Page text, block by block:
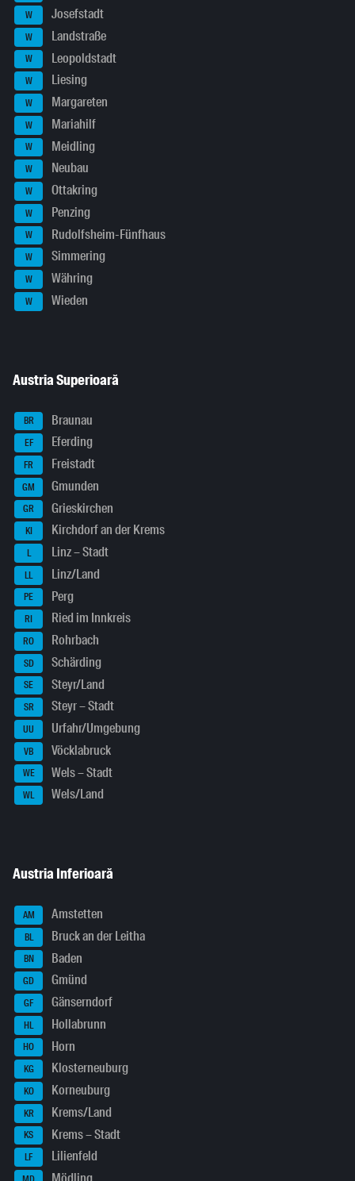
W Josefstadt
W Landstraße
W Leopoldstadt
W Liesing
W Margareten
W Mariahilf
W Meidling
W Neubau
W Ottakring
W Penzing
W Rudolfsheim-Fünfhaus
W Simmering
W Währing
W Wieden
Austria Superioară
BR Braunau
EF Eferding
FR Freistadt
GM Gmunden
GR Grieskirchen
KI Kirchdorf an der Krems
L Linz – Stadt
LL Linz/Land
PE Perg
RI Ried im Innkreis
RO Rohrbach
SD Schärding
SE Steyr/Land
SR Steyr – Stadt
UU Urfahr/Umgebung
VB Vöcklabruck
WE Wels – Stadt
WL Wels/Land
Austria Inferioară
AM Amstetten
BL Bruck an der Leitha
BN Baden
GD Gmünd
GF Gänserndorf
HL Hollabrunn
HO Horn
KG Klosterneuburg
KO Korneuburg
KR Krems/Land
KS Krems – Stadt
LF Lilienfeld